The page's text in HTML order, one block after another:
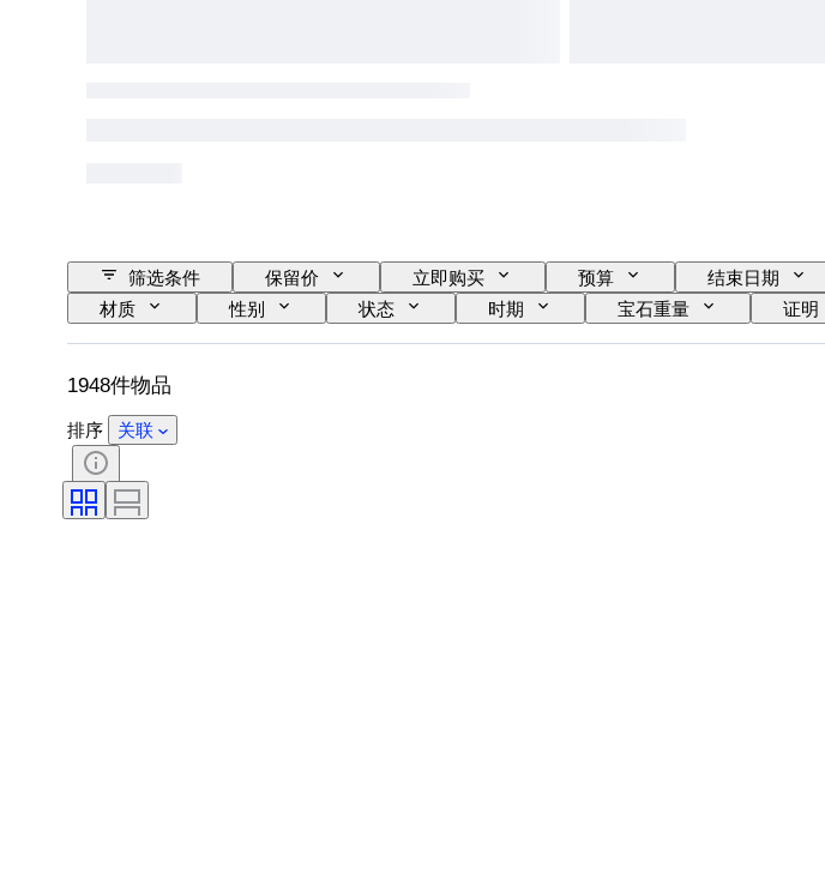
筛选条件 保留价 立即购买 预算 结束日期
材质
性别 状态 时期 宝石重量 证明
切割
物品尺寸 花样 钻石类型 原创作品／复制
1948件物品
排序 关联